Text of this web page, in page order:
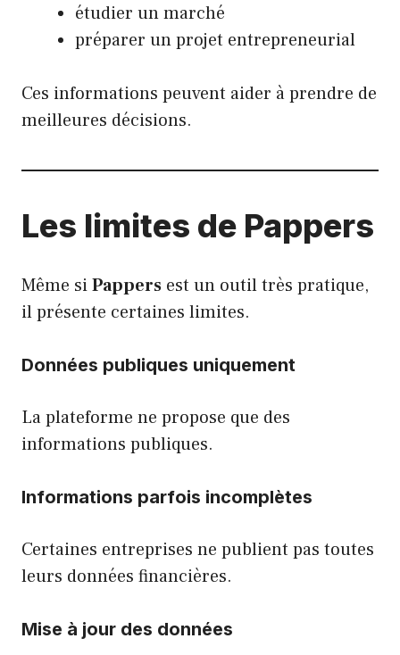
étudier un marché
préparer un projet entrepreneurial
Ces informations peuvent aider à prendre de
meilleures décisions.
Les limites de Pappers
Même siPappers est un outil très pratique,
il présente certaines limites.
Données publiques uniquement
La plateforme ne propose que des
informations publiques.
Informations parfois incomplètes
Certaines entreprises ne publient pas toutes
leurs données financières.
Mise à jour des données